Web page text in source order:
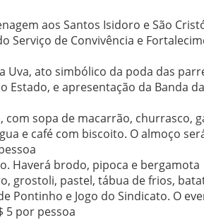
aos Santos Isidoro e São
Serviço de Convivência e
Uva, ato simbólico da poda das
e apresentação da Banda da
sopa de macarrão, churrasco,
e café com biscoito. O almoço
Haverá brodo, pipoca e bergamota
grostoli, pastel, tábua de frios,
Pontinho e Jogo do Sindicato. O
5 por pessoa